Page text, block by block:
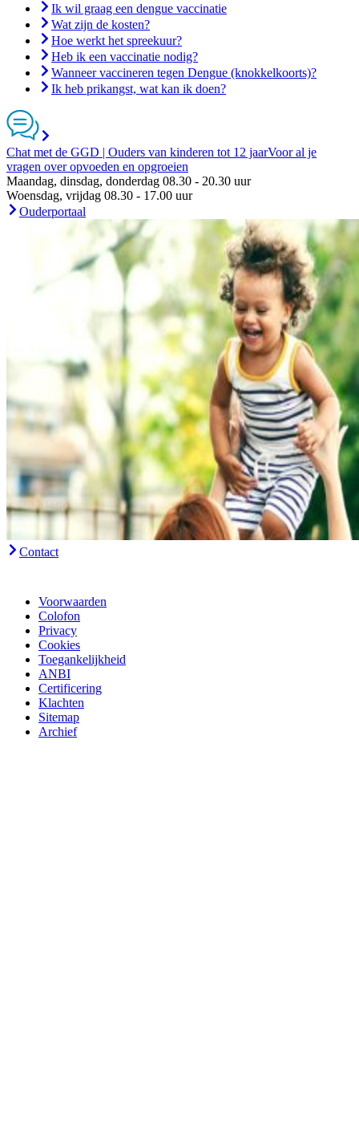
Ik wil graag een dengue vaccinatie
Wat zijn de kosten?
Hoe werkt het spreekuur?
Heb ik een vaccinatie nodig?
Wanneer vaccineren tegen Dengue (knokkelkoorts)?
Ik heb prikangst, wat kan ik doen?
Chat met de GGD | Ouders van kinderen tot 12 jaarVoor al je
vragen over opvoeden en opgroeien
Maandag, dinsdag, donderdag 08.30 - 20.30 uur
Woensdag, vrijdag 08.30 - 17.00 uur
Ouderportaal
Contact
Voorwaarden
Colofon
Privacy
Cookies
Toegankelijkheid
ANBI
Certificering
Klachten
Sitemap
Archief